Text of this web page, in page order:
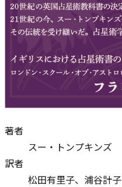
著者
スー・トンプキンズ
訳者
松田有里子、浦谷計子